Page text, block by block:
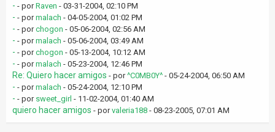
- - porRaven - 03-31-2004, 02:10 PM
- - pormalach - 04-05-2004, 01:02 PM
- - porchogon - 05-06-2004, 02:56 AM
- - pormalach - 05-06-2004, 03:49 AM
- - porchogon - 05-13-2004, 10:12 AM
- - pormalach - 05-23-2004, 12:46 PM
Re: Quiero hacer amigos - por^C0MB0Y^ - 05-24-2004, 06:50 AM
- - pormalach - 05-24-2004, 12:10 PM
- - por sweet_girl - 11-02-2004, 01:40 AM
quiero hacer amigos - porvaleria188 - 08-23-2005, 07:01 AM